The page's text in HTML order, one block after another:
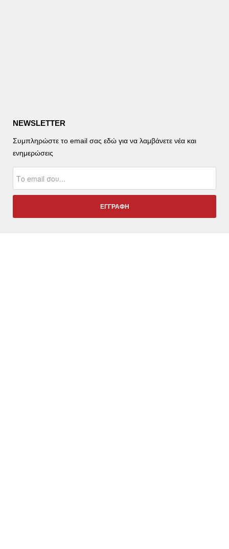
NEWSLETTER
Συμπληρώστε το email σας εδώ για να λαμβάνετε νέα και
ενημερώσεις